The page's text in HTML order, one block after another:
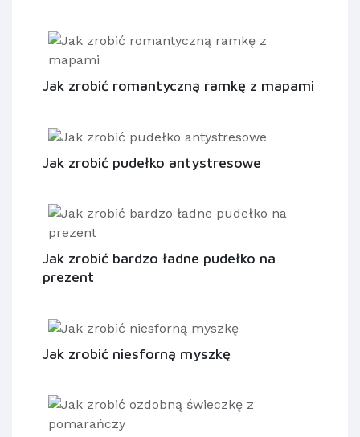
Jak zrobić romantyczną ramkę z mapami
Jak zrobić pudełko antystresowe
Jak zrobić bardzo ładne pudełko na
prezent
Jak zrobić niesforną myszkę